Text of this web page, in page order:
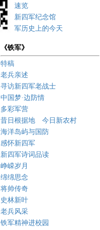
要闻速览
盐城新四军纪念馆
新四军历史上的今天
《铁军》
特稿
老兵亲述
寻访新四军老战士
中国梦·边防情
多彩军营
昔日根据地 今日新农村
海洋岛屿与国防
感怀新四军
新四军诗词品读
峥嵘岁月
绵绵思念
将帅传奇
史林新叶
老兵风采
铁军精神进校园